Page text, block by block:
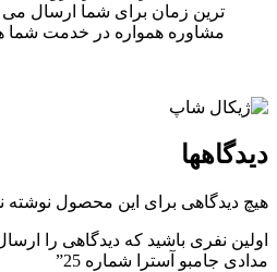
ترین زمان برای شما ارسال
مشاوره همواره در خدمت شما
دیدگاهها
هیچ دیدگاهی برای این محصول
اولین نفری باشید که دیدگاهی را
مدادی جامبو آسترا شماره 25”